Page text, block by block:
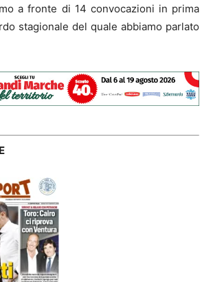
a fronte di 14 convocazioni in prima
stagionale del quale abbiamo parlato